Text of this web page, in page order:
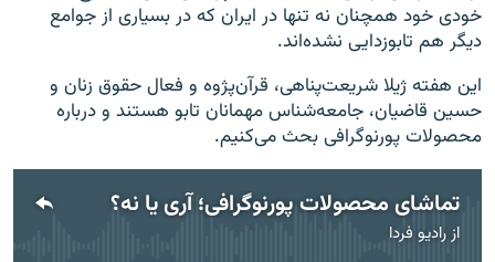
خودی خود همچنان نه تنها در ایران که در بسیاری از جوامع
دیگر هم تابوزدایی نشده‌اند.
این هفته ژیلا شریعت‌پناهی، قرآن‌پژوه و فعال حقوق زنان و
حسین قاضیان، جامعه‌شناس مهمانان تابو هستند و درباره‌
محصولات پورنوگرافی بحث می‌کنیم.
تماشای محصولات پورنوگرافی؛ آری یا نه؟
ازرادیو فردا